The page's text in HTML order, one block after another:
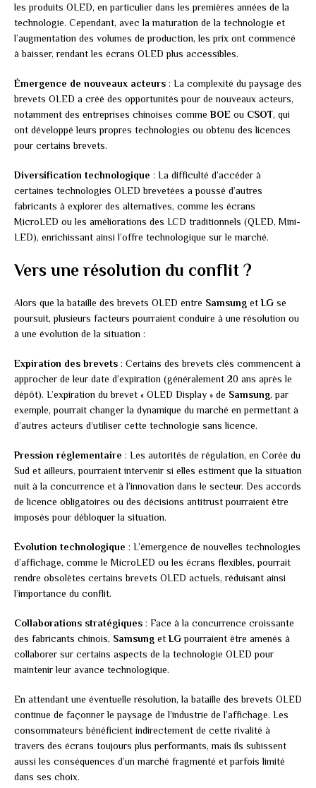
les produits OLED, en particulier dans les premières années de la
technologie. Cependant, avec la maturation de la technologie et
l’augmentation des volumes de production, les prix ont commencé
à baisser, rendant les écrans OLED plus accessibles.
Émergence de nouveaux acteurs : La complexité du paysage des
brevets OLED a créé des opportunités pour de nouveaux acteurs,
notamment des entreprises chinoises commeBOE ou CSOT, qui
ont développé leurs propres technologies ou obtenu des licences
pour certains brevets.
Diversification technologique : La difficulté d’accéder à
certaines technologies OLED brevetées a poussé d’autres
fabricants à explorer des alternatives, comme les écrans
MicroLED ou les améliorations des LCD traditionnels (QLED, Mini-
LED), enrichissant ainsi l’offre technologique sur le marché.
Vers une résolution du conflit ?
Alors que la bataille des brevets OLED entre Samsung etLG se
poursuit, plusieurs facteurs pourraient conduire à une résolution ou
à une évolution de la situation :
Expiration des brevets : Certains des brevets clés commencent à
approcher de leur date d’expiration (généralement 20 ans après le
dépôt). L’expiration du brevet « OLED Display » de Samsung, par
exemple, pourrait changer la dynamique du marché en permettant à
d’autres acteurs d’utiliser cette technologie sans licence.
Pression réglementaire : Les autorités de régulation, en Corée du
Sud et ailleurs, pourraient intervenir si elles estiment que la situation
nuit à la concurrence et à l’innovation dans le secteur. Des accords
de licence obligatoires ou des décisions antitrust pourraient être
imposés pour débloquer la situation.
Évolution technologique : L’émergence de nouvelles technologies
d’affichage, comme le MicroLED ou les écrans flexibles, pourrait
rendre obsolètes certains brevets OLED actuels, réduisant ainsi
l’importance du conflit.
Collaborations stratégiques : Face à la concurrence croissante
des fabricants chinois, Samsung etLGpourraient être amenés à
collaborer sur certains aspects de la technologie OLED pour
maintenir leur avance technologique.
En attendant une éventuelle résolution, la bataille des brevets OLED
continue de façonner le paysage de l’industrie de l’affichage. Les
consommateurs bénéficient indirectement de cette rivalité à
travers des écrans toujours plus performants, mais ils subissent
aussi les conséquences d’un marché fragmenté et parfois limité
dans ses choix.